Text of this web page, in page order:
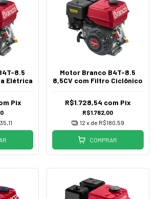
8.5
Elétrica
Pix
Motor Branco B4T-8.5
8,5CV com Filtro Ciclônico
R$1.782,00
R$1.728,54 com Pix
12 x de R$180,59
COMPRAR